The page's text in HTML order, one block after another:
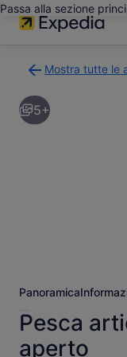
Passa alla sezione
Mostra tutte le
alla
pagina
dei
5+
Panoramica
Pesca
aperto